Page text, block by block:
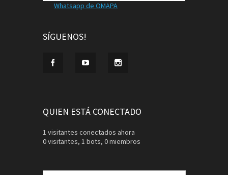
Whatsapp de OMAPA
SÍGUENOS!
QUIEN ESTÁ CONECTADO
1 visitantes conectados ahora
0 visitantes, 1 bots, 0 miembros
Buscar: